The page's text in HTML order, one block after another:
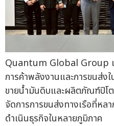
Quantum Global Group
การค้าพลังงานและการขนส่ง
ขายน้ำมันดิบและผลิตภัณฑ์ปิโ
จัดการการขนส่งทางเรือที่หล
ดำเนินธุรกิจในหลายภูมิภาค